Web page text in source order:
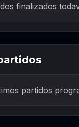
finalizados
partidos